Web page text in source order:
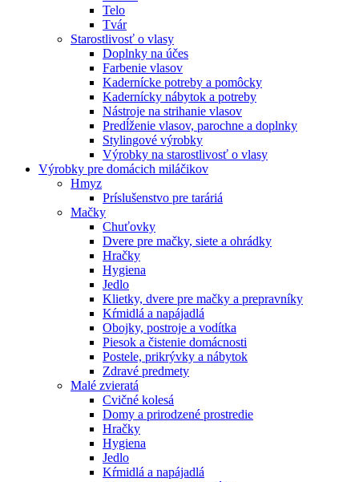
Telo
Tvár
Starostlivosť o vlasy
Doplnky na účes
Farbenie vlasov
Kadernícke potreby a pomôcky
Kadernícky nábytok a potreby
Nástroje na strihanie vlasov
Predĺženie vlasov, parochne a doplnky
Stylingové výrobky
Výrobky na starostlivosť o vlasy
Výrobky pre domácich miláčikov
Hmyz
Príslušenstvo pre taráriá
Mačky
Chuťovky
Dvere pre mačky, siete a ohrádky
Hračky
Hygiena
Jedlo
Klietky, dvere pre mačky a prepravníky
Kŕmidlá a napájadlá
Obojky, postroje a vodítka
Piesok a čistenie domácnosti
Postele, prikrývky a nábytok
Zdravé predmety
Malé zvieratá
Cvičné kolesá
Domy a prirodzené prostredie
Hračky
Hygiena
Jedlo
Kŕmidlá a napájadlá